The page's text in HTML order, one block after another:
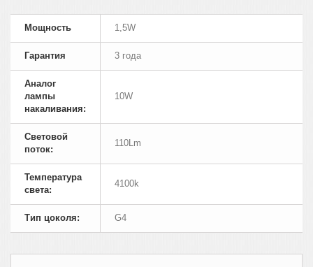
Мощность 1,5W
Гарантия 3 года
Аналог
лампы
накаливания:
10W
Cветовой
поток:
110Lm
Температура
света:
4100k
Тип цоколя: G4